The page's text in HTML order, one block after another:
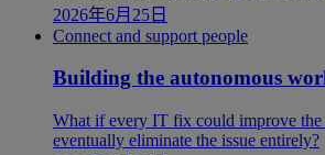
2026年6月25日
Connect and support people
Building the autonomous
What if every IT fix could improve
eventually eliminate the issue entirely?